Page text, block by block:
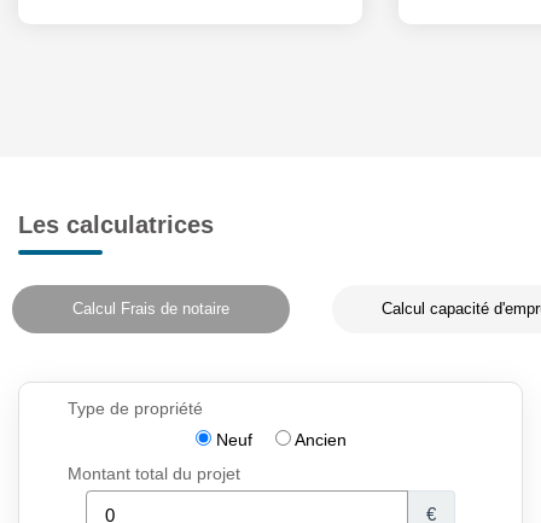
Les calculatrices
Calcul Frais de notaire Calcul capacité